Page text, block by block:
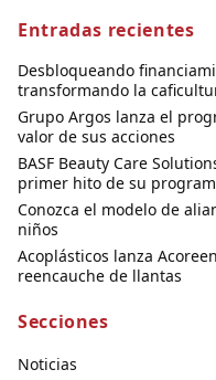
Entradas recientes
Desbloqueando
transformando la
Grupo Argos lanza el
valor de sus acciones
BASF Beauty Care
primer hito de su
Conozca el modelo de
niños
Acoplásticos lanza
reencauche de llantas
Secciones
Noticias